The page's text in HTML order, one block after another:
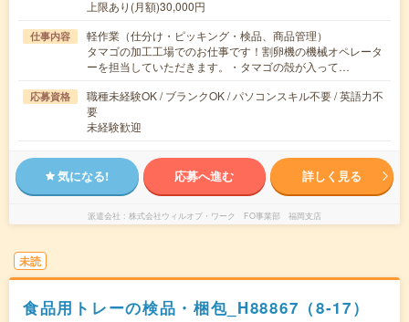
上限あり(月額)30,000円
仕事内容
軽作業（仕分け・ピッキング・検品、商品管理）
タマゴの加工工場でのお仕事です！割卵機の機械オペレータ
ーを担当していただきます。・タマゴの殻が入って…
応募資格
職種未経験OK / ブランクOK / パソコンスキル不要 / 英語力不
要
未経験歓迎
気になる! 応募へ進む 詳しく見る
派遣会社 株式会社ウィルオブ・ワーク FO事業部 福岡支店
未読
食品用トレーの検品・梱包_H88867（8-17）